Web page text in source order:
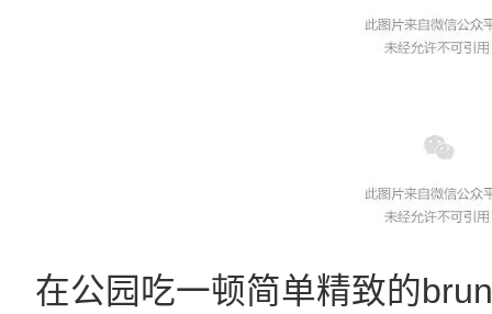
在公园吃一顿简单精致的